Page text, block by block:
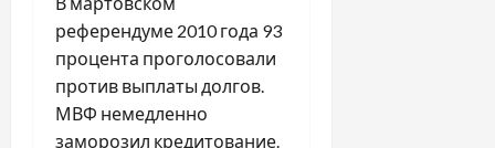
референдуме 2010 года 93
процента проголосовали
против выплаты долгов.
МВФ немедленно
заморозил кредитование.